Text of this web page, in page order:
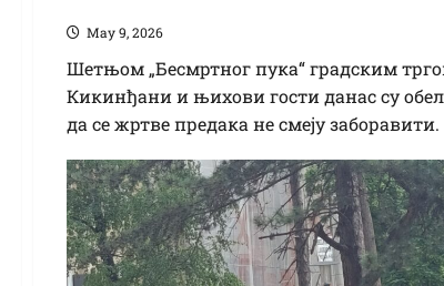
Маy 9, 2026
Шетњом „Бесмртног пука“ градским
Кикинђани и њихови гости данас су
да се жртве предака не смеју заборавити.